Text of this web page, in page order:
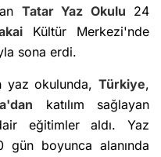
Tatar Yaz Okulu 24
Kültür Merkezi'nde
sona erdi.
yaz okulunda, Türkiye,
katılım sağlayan
eğitimler aldı. Yaz
gün boyunca alanında